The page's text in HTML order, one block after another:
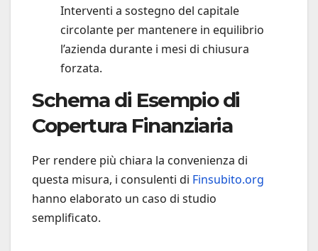
Interventi a sostegno del capitale
circolante per mantenere in equilibrio
l’azienda durante i mesi di chiusura
forzata.
Schema di Esempio di
Copertura Finanziaria
Per rendere più chiara la convenienza di
questa misura, i consulenti di Finsubito.org
hanno elaborato un caso di studio
semplificato.